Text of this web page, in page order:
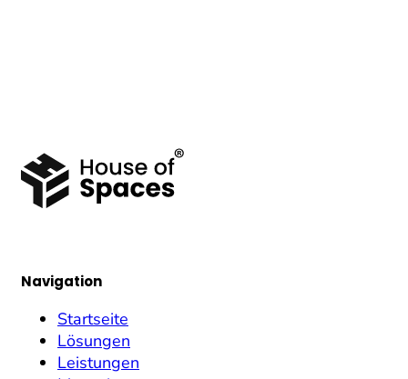
Navigation
Startseite
Lösungen
Leistungen